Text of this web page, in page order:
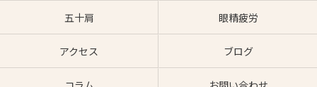
五十肩 眼精疲労
アクセス ブログ